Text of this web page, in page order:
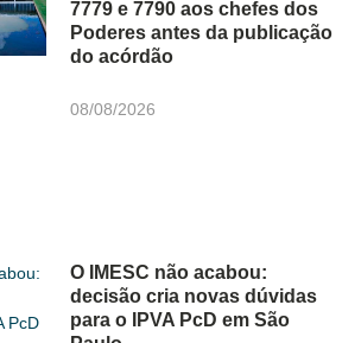
7779 e 7790 aos chefes dos
Poderes antes da publicação
do acórdão
08/08/2026
O IMESC não acabou:
decisão cria novas dúvidas
para o IPVA PcD em São